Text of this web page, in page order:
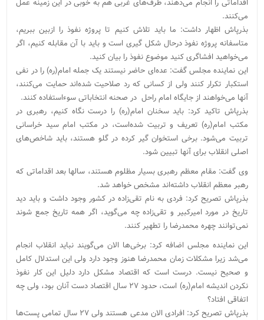
اقداماتی را انجام می‌دهند، طرف‌های غربی هم به خوبی در این زمینه عمل
می‌کنند.
بذرپاش اظهار داشت: ما باید تلاش کنیم تا پروژه نفوذ را ازبین ببریم،
متاسفانه پروژه نفوذ درحال شکل گیری است و باید با آن مقابله کنیم، اگر
می‌خواهید افشاگری کنید موضوع نفوذ را بیان کنید.
این نماینده مجلس گفت: عده‌ای حاضر نیستند یک جمله امام(ره) را در نفی
استکبار تکرار کنند ولی از کسانی که رد صلاحیت شده‌اند حمایت می‌کنند،
آنها می‌خواهند از جایگاه امام راحل در صحنه انتخاباتی سوءاستفاده کنند.
بذرپاش تاکید کرد: باید سخنان امام(ره) را درست نگاه کنیم، رهبری در
مکتب امام(ره) تعریف و تربیت شده‌است، در مکتب امام سید خراسانی
تربیت می‌شود. برخی استخوان گیر کرده در گلو هستند، باید شاخص‌های
اصلی انقلاب برای آنها تبیین شود.
وی گفت: مقام معظم رهبری بسیار مظلوم هستند، سالها بعد اقداماتی که
رهبر معظم انقلاب داشته‌اند مشخص خواهد شد.
بذرپاش تصریح کرد: فردی به نام تقی‌زاده در کشور وجود داشت و باید دید
تاریخ در مورد امیرکبیر و تقی‌زاده چه می‌گوید، اگر همه تاریخ جمع شوند
نمی‌توانند چهره محمدرضا را تطهیر کنند.
این نماینده مجلس اضافه کرد: برخی‌ها الان می‌گویند نباید انقلاب انجام
می‌شد زیرا مشکلات زمان محمدرضا هنوز وجود دارد ولی این استدلال کامل
و صحیح نیست. درست است که اقتصاد مشکل دارد دلیل این کار نفوذ
نکردن اندیشه امام(ره) است، حدود ۲۷ سال اقتصاد دست آنان بود، ولی چه
اتفاقی افتاد؟
بذرپاش تصریح کرد: افرادی الان مدعی هستند ولی ۲۷ سال تمامی پست‌ها